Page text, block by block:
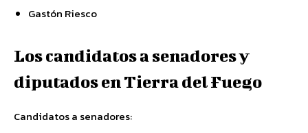
Gastón Riesco
Los candidatos a senadores y
diputados en Tierra del Fuego
Candidatos a senadores: